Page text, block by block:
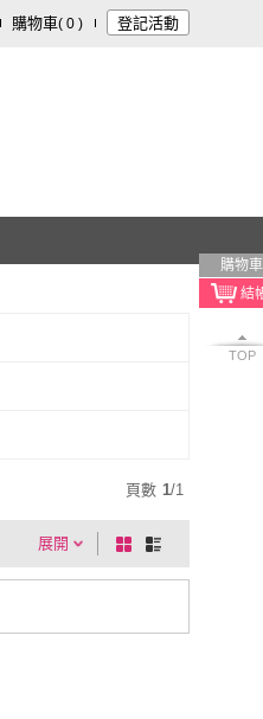
購物車( 0 ) 登記活動
購物車
TOP
頁數 1/1
展開
棋
盤
列